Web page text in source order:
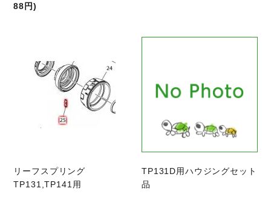
88円)
リーフスプリング
TP131,TP141用
TP131D用ハウジングセット
品